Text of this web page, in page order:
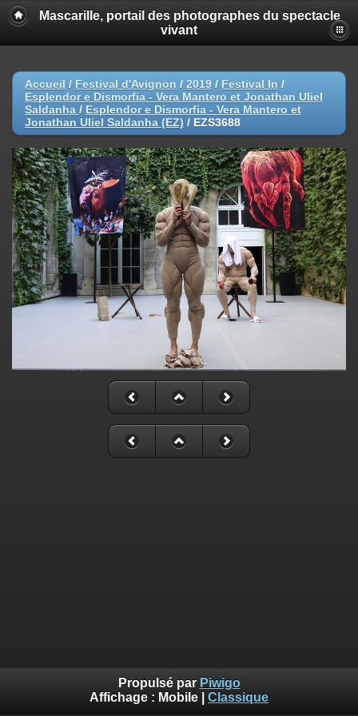
Mascarille, portail des photographes du spectacle
vivant
Accueil / Festival d'Avignon / 2019 / Festival In /
Esplendor e Dismorfia - Vera Mantero et Jonathan Uliel
Saldanha / Esplendor e Dismorfia - Vera Mantero et
Jonathan Uliel Saldanha (EZ) / EZS3688
Propulsé par Piwigo
Affichage : Mobile Classique